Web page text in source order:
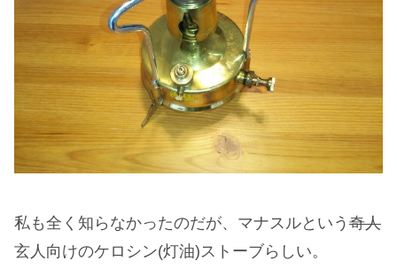
私も全く知らなかったのだが、マナスルという 奇人
玄人向けのケロシン(灯油)ストーブらしい。